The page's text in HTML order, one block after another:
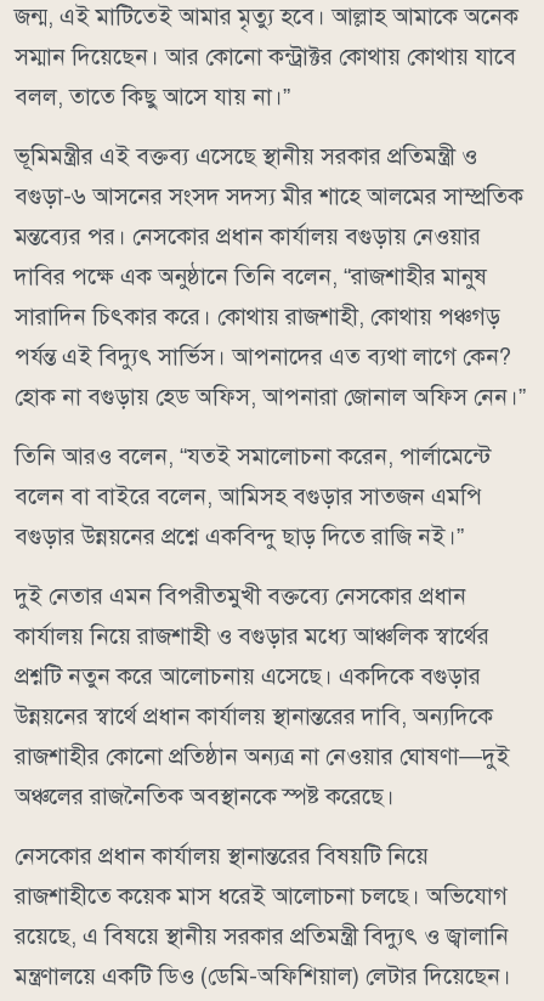
জন্ম, এই মাটিতেই আমার মৃত্যু হবে। আল্লাহ আমাকে অনেক
সম্মান দিয়েছেন। আর কোনো কন্ট্রাক্টর কোথায় কোথায় যাবে
বলল, তাতে কিছু আসে যায় না।”
ভূমিমন্ত্রীর এই বক্তব্য এসেছে স্থানীয় সরকার প্রতিমন্ত্রী ও
বগুড়া-৬ আসনের সংসদ সদস্য মীর শাহে আলমের সাম্প্রতিক
মন্তব্যের পর। নেসকোর প্রধান কার্যালয় বগুড়ায় নেওয়ার
দাবির পক্ষে এক অনুষ্ঠানে তিনি বলেন, “রাজশাহীর মানুষ
সারাদিন চিৎকার করে। কোথায় রাজশাহী, কোথায় পঞ্চগড়
পর্যন্ত এই বিদ্যুৎ সার্ভিস। আপনাদের এত ব্যথা লাগে কেন?
হোক না বগুড়ায় হেড অফিস, আপনারা জোনাল অফিস নেন।”
তিনি আরও বলেন, “যতই সমালোচনা করেন, পার্লামেন্টে
বলেন বা বাইরে বলেন, আমিসহ বগুড়ার সাতজন এমপি
বগুড়ার উন্নয়নের প্রশ্নে একবিন্দু ছাড় দিতে রাজি নই।”
দুই নেতার এমন বিপরীতমুখী বক্তব্যে নেসকোর প্রধান
কার্যালয় নিয়ে রাজশাহী ও বগুড়ার মধ্যে আঞ্চলিক স্বার্থের
প্রশ্নটি নতুন করে আলোচনায় এসেছে। একদিকে বগুড়ার
উন্নয়নের স্বার্থে প্রধান কার্যালয় স্থানান্তরের দাবি, অন্যদিকে
রাজশাহীর কোনো প্রতিষ্ঠান অন্যত্র না নেওয়ার ঘোষণা—দুই
অঞ্চলের রাজনৈতিক অবস্থানকে স্পষ্ট করেছে।
নেসকোর প্রধান কার্যালয় স্থানান্তরের বিষয়টি নিয়ে
রাজশাহীতে কয়েক মাস ধরেই আলোচনা চলছে। অভিযোগ
রয়েছে, এ বিষয়ে স্থানীয় সরকার প্রতিমন্ত্রী বিদ্যুৎ ও জ্বালানি
মন্ত্রণালয়ে একটি ডিও (ডেমি-অফিশিয়াল) লেটার দিয়েছেন।